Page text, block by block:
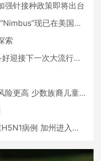
强针接种政策即将出台
现已在美国占据主导地位
索
接下一次大流行了吗？
少数族裔儿童存在差异
例 加州进入紧急状态